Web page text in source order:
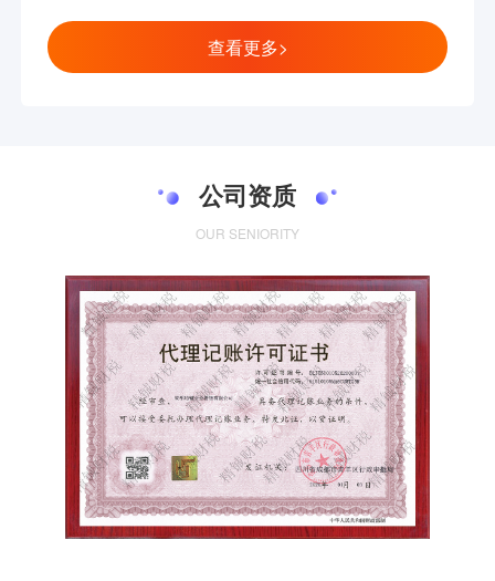
查看更多>
公司资质
OUR SENIORITY